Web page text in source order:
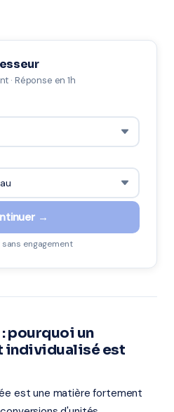
· Réponse en 1h
→
engagement
pourquoi un
individualisé est
est une matière fortement